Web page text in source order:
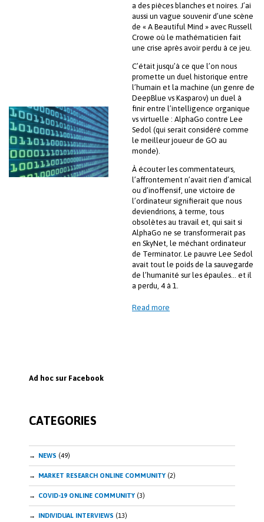
a des pièces blanches et noires. J’ai
aussi un vague souvenir d’une scène
de « A Beautiful Mind » avec Russell
Crowe où le mathématicien fait
une crise après avoir perdu à ce jeu.
C’était jusqu’à ce que l’on nous
promette un duel historique entre
l’humain et la machine (un genre de
DeepBlue vs Kasparov) un duel à
finir entre l’intelligence organique
vs virtuelle : AlphaGo contre Lee
Sedol (qui serait considéré comme
le meilleur joueur de GO au
monde).
À écouter les commentateurs,
l’affrontement n’avait rien d’amical
ou d’inoffensif, une victoire de
l’ordinateur signifierait que nous
deviendrions, à terme, tous
obsolètes au travail et, qui sait si
AlphaGo ne se transformerait pas
en SkyNet, le méchant ordinateur
de Terminator. Le pauvre Lee Sedol
avait tout le poids de la sauvegarde
de l’humanité sur les épaules… et il
a perdu, 4 à 1.
Read more
Ad hoc sur Facebook
CATEGORIES
NEWS (49)
MARKET RESEARCH ONLINE COMMUNITY (2)
COVID-19 ONLINE COMMUNITY (3)
INDIVIDUAL INTERVIEWS (13)